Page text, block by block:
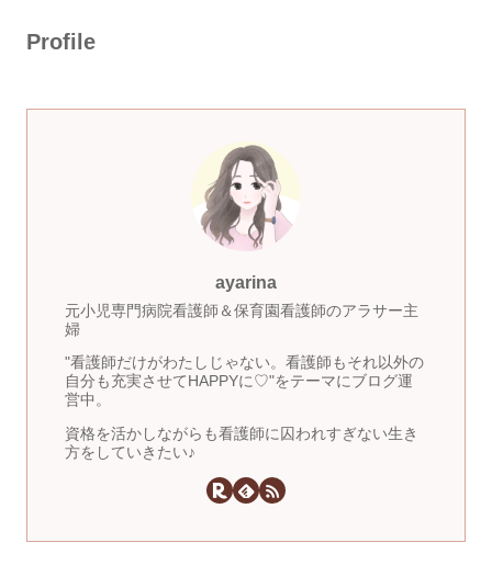
Profile
ayarina
元小児専門病院看護師＆保育園看護師のアラサー主
婦
"看護師だけがわたしじゃない。看護師もそれ以外の
自分も充実させてHAPPYに♡"をテーマにブログ運
営中。
資格を活かしながらも看護師に囚われすぎない生き
方をしていきたい♪